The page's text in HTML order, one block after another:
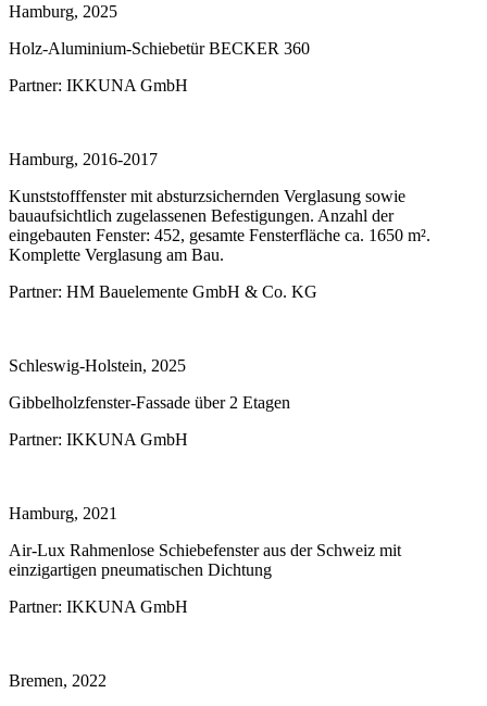
Hamburg, 2025
Holz-Aluminium-Schiebetür BECKER 360
Partner: IKKUNA GmbH
Hamburg, 2016-2017
Kunststofffenster mit absturzsichernden Verglasung sowie
bauaufsichtlich zugelassenen Befestigungen. Anzahl der
eingebauten Fenster: 452, gesamte Fensterfläche ca. 1650 m².
Komplette Verglasung am Bau.
Partner: HM Bauelemente GmbH & Co. KG
Schleswig-Holstein, 2025
Gibbelholzfenster-Fassade über 2 Etagen
Partner: IKKUNA GmbH
Hamburg, 2021
Air-Lux Rahmenlose Schiebefenster aus der Schweiz mit
einzigartigen pneumatischen Dichtung
Partner: IKKUNA GmbH
Bremen, 2022